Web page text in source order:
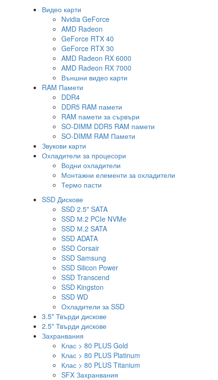
Видео карти
Nvidia GeForce
AMD Radeon
GeForce RTX 40
GeForce RTX 30
AMD Radeon RX 6000
AMD Radeon RX 7000
Външни видео карти
RAM Памети
DDR4
DDR5 RAM памети
RAM памети за сървъри
SO-DIMM DDR5 RAM памети
SO-DIMM RAM Памети
Звукови карти
Охладители за процесори
Водни охладители
Монтажни елементи за охладители
Термо пасти
SSD Дискове
SSD 2.5" SATA
SSD М.2 PCIe NVMe
SSD М.2 SATA
SSD ADATA
SSD Corsair
SSD Samsung
SSD Silicon Power
SSD Transcend
SSD Kingston
SSD WD
Охладители за SSD
3.5" Твърди дискове
2.5" Твърди дискове
Захранвания
Клас > 80 PLUS Gold
Клас > 80 PLUS Platinum
Клас > 80 PLUS Titanium
SFX Захранвания